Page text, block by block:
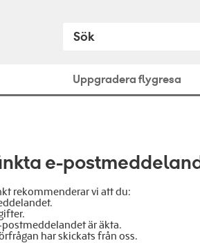
Uppgradera flygresa
e-
rekommenderar vi att du:
postmeddelandet är äkta.
har skickats från oss.